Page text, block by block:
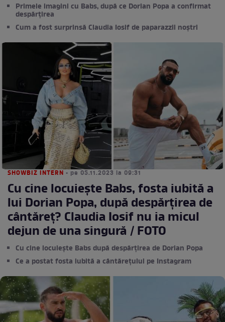
Primele imagini cu Babs, după ce Dorian Popa a confirmat
despărțirea
Cum a fost surprinsă Claudia Iosif de paparazzii noștri
SHOWBIZ INTERN • pe 05.11.2023 la 09:31
Cu cine locuiește Babs, fosta iubită a
lui Dorian Popa, după despărțirea de
cântăreț? Claudia Iosif nu ia micul
dejun de una singură / FOTO
Cu cine locuiește Babs după despărțirea de Dorian Popa
Ce a postat fosta iubită a cântărețului pe Instagram